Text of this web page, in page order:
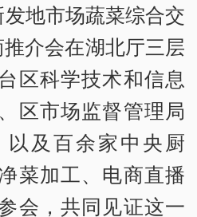
地市场蔬菜综合交
介会在湖北厅三层
区科学技术和信息
区市场监督管理局
及百余家中央厨
菜加工、电商直播
会，共同见证这一